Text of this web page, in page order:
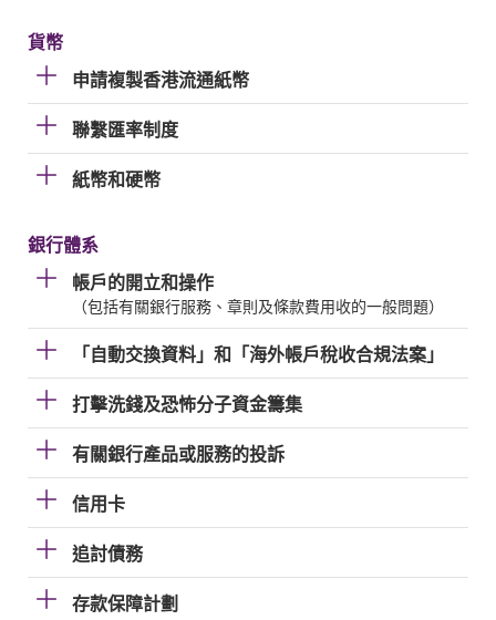
貨幣
申請複製香港流通紙幣
聯繫匯率制度
紙幣和硬幣
銀行體系
帳戶的開立和操作
（包括有關銀行服務、章則及條款費用收的一般問題）
「自動交換資料」和「海外帳戶稅收合規法案」
打擊洗錢及恐怖分子資金籌集
有關銀行產品或服務的投訴
信用卡
追討債務
存款保障計劃